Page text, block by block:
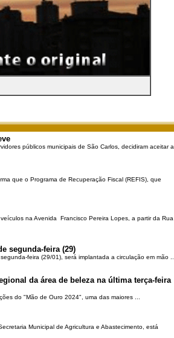
públicos municipais de São Carlos, decidiram aceitar a
que o Programa de Recuperação Fiscal (REFIS), que
na Avenida Francisco Pereira Lopes, a partir da Rua
segunda-feira (29)
feira (29/01), será implantada a circulação em mão ...
da área de beleza na última terça-feira
do "Mão de Ouro 2024", uma das maiores ...
Municipal de Agricultura e Abastecimento, está